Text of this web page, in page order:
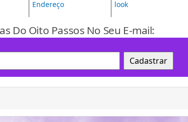
Endereço
look
Do Oito Passos No Seu E-mail: